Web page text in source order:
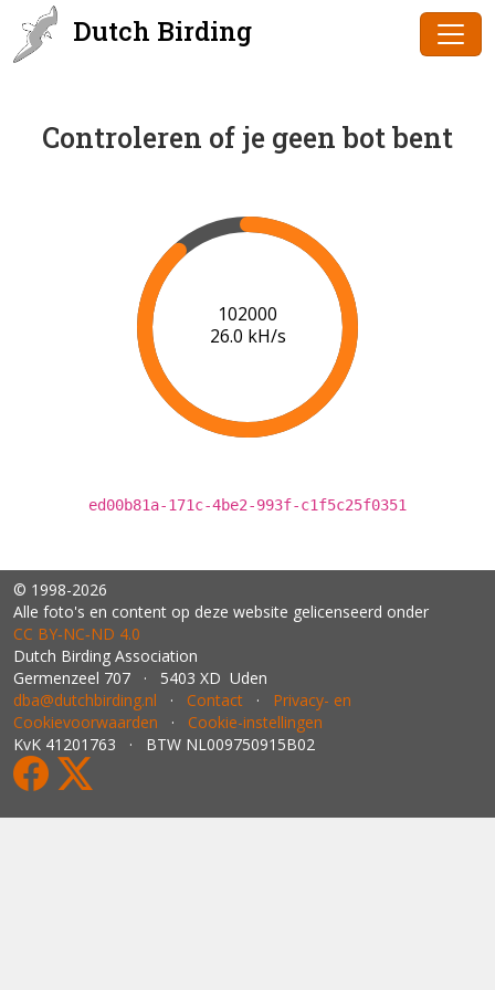
Dutch Birding
Controleren of je geen bot bent
102000
26.0 kH/s
ed00b81a-171c-4be2-993f-c1f5c25f0351
© 1998-2026
Alle foto's en content op deze website gelicenseerd onder
CC BY‑NC‑ND 4.0
Dutch Birding Association
Germenzeel 707 · 5403 XD Uden
dba@dutchbirding.nl · Contact · Privacy- en
Cookievoorwaarden · Cookie-instellingen
KvK 41201763 · BTW NL009750915B02